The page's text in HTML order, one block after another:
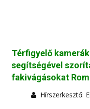
Térfigyelő
segítségével
fakivágásokat
Hírszerkesztő: